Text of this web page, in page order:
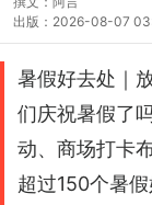
出版： 2026-08-07
暑假好去处｜
们庆祝暑假了
动、商场打卡
超过150个暑